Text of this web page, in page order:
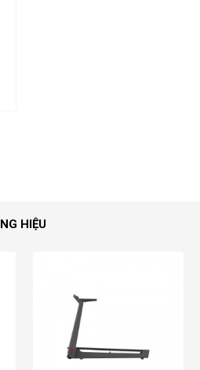
HIỆU